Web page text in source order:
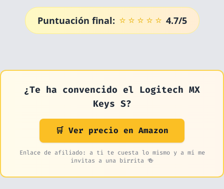
Puntuación final: ⭐ ⭐ ⭐ ⭐ ⭐ 4.7/5
¿Te ha convencido el Logitech MX
Keys S?
🛒 Ver precio en Amazon
Enlace de afiliado: a ti te cuesta lo mismo y a mí me
invitas a una birrita 🍻